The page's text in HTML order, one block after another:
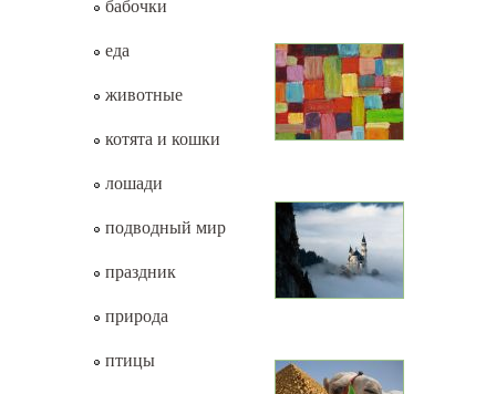
бабочки
еда
животные
котята и кошки
лошади
подводный мир
праздник
природа
птицы